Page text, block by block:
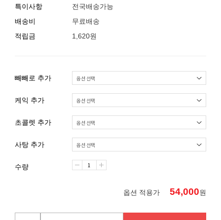
특이사항
전국배송가능
배송비
무료배송
적립금
1,620원
빼빼로 추가
케익 추가
초콜렛 추가
사탕 추가
수량
옵션 적용가 54,000원